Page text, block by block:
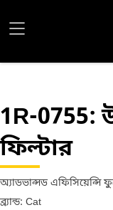
1R-0755:
ফিল্টার
অ্যাডভান্সড এফিসিয়েন্সি
ব্র্যান্ড: Cat